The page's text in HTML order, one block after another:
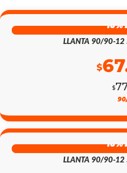
13%
LLANTA 90/90-12
$
PRECIO
ORIGINAL
$
PRECIO
ACTUAL
13%
LLANTA 90/90-12